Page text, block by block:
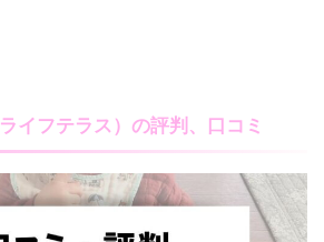
イフテラス）の評判、口コミ